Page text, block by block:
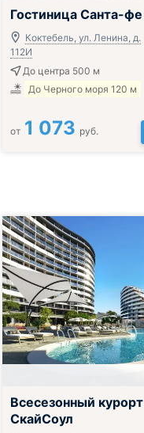
Завтрак включён
Гостиница Санта-фе
Коктебель, ул. Ленина, д.
112И
До центра 500 м
До Черного моря 120 м
от 1 073 руб.
Завтрак включён
Всесезонный курорт
СкайСоул